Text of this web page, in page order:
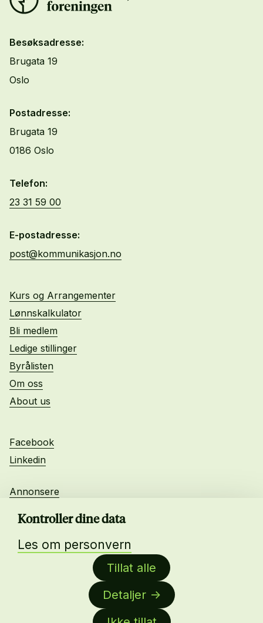
Kontroller dine data
Tillat alle
Detaljer
Les om personvern
Besøksadresse:
Brugata 19
Oslo
Postadresse:
Brugata 19
0186 Oslo
Telefon:
23 31 59 00
E-postadresse:
post@kommunikasjon.no
Kurs og Arrangementer
Lønnskalkulator
Bli medlem
Ledige stillinger
Byrålisten
Om oss
About us
Facebook
Linkedin
Annonsere
Daglig leder:
Anne-Lise Mørch von der Fehr
Malin Sundby Revaa